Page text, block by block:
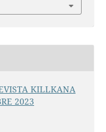
KILLKANA
2023